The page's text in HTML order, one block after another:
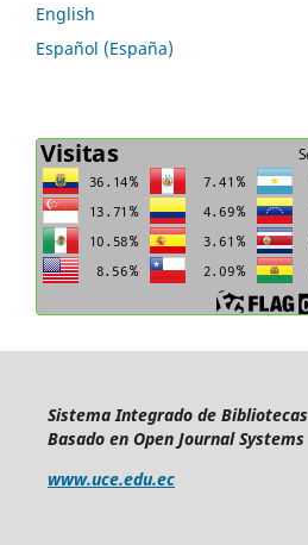
English
Español (España)
Sistema Integrado de Bibliotecas
Basado en Open Journal Systems
www.uce.edu.ec